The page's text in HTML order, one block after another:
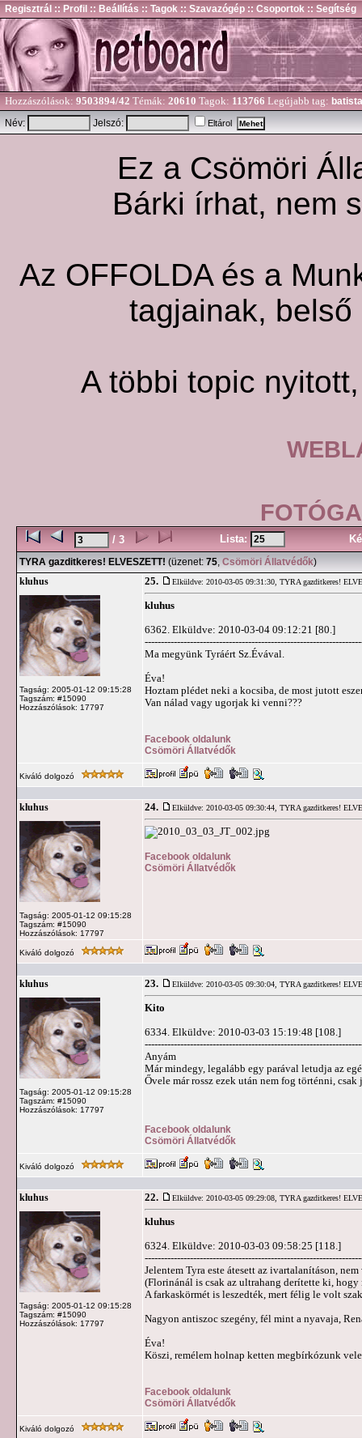
Regisztrál :: Profil :: Beállítás :: Tagok :: Szavazógép :: Csoportok :: Segítség
Hozzászólások: 9503894/42 Témák: 20610 Tagok: 113766 Legújabb tag: batista
Név:
Jelszó: Eltárol
Ez a Csömöri
Bárki írhat, nem
Az OFFOLDA és a
tagjainak,
A többi topic
/ 3 Lista:
TYRA gazditkeres! ELVESZETT! (üzenet: 75, Csömöri Állatvédők)
kluhus
Tagság: 2005-01-12 09:15:28
Tagszám: #15090
Hozzászólások: 17797
25. Elküldve: 2010-03-05 09:31:30, TYRA gazditkeres!
kluhus
6362. Elküldve: 2010-03-04 09:12:21 [80.]
Ma megyünk Tyráért Sz.Évával.
Éva!
Hoztam plédet neki a kocsiba, de most jutott
Van nálad vagy ugorjak ki venni???
Facebook oldalunk
Csömöri Állatvédők
Kiváló dolgozó
kluhus
Tagság: 2005-01-12 09:15:28
Tagszám: #15090
Hozzászólások: 17797
24. Elküldve: 2010-03-05 09:30:44, TYRA gazditkeres!
Facebook oldalunk
Csömöri Állatvédők
Kiváló dolgozó
kluhus
Tagság: 2005-01-12 09:15:28
Tagszám: #15090
Hozzászólások: 17797
23. Elküldve: 2010-03-05 09:30:04, TYRA gazditkeres!
Kito
6334. Elküldve: 2010-03-03 15:19:48 [108.]
Anyám
Már mindegy, legalább egy parával letudja az
Ővele már rossz ezek után nem fog történni,
Facebook oldalunk
Csömöri Állatvédők
Kiváló dolgozó
kluhus
Tagság: 2005-01-12 09:15:28
Tagszám: #15090
Hozzászólások: 17797
22. Elküldve: 2010-03-05 09:29:08, TYRA gazditkeres!
kluhus
6324. Elküldve: 2010-03-03 09:58:25 [118.]
Jelentem Tyra este átesett az ivartalanításon,
(Florinánál is csak az ultrahang derítette ki, hogy
A farkaskörmét is leszedték, mert félig le volt
Nagyon antiszoc szegény, fél mint a nyavaja,
Éva!
Köszi, remélem holnap ketten megbírkózunk
Facebook oldalunk
Csömöri Állatvédők
Kiváló dolgozó